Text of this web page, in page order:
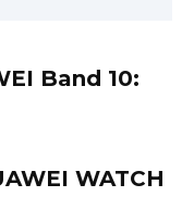
Band 10:
WATCH